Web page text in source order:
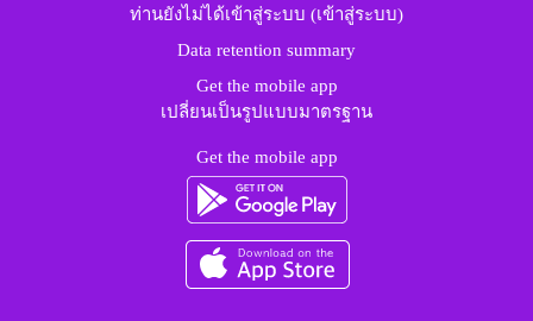
ท่านยังไม่ได้เข้าสู่ระบบ (เข้าสู่ระบบ)
Data retention summary
Get the mobile app
เปลี่ยนเป็นรูปแบบมาตรฐาน
Get the mobile app